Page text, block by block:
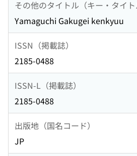
その他のタイトル（キー・タイト
Yamaguchi Gakugei kenkyuu
ISSN（掲載誌）
2185-0488
ISSN-L（掲載誌）
2185-0488
出版地（国名コード）
JP